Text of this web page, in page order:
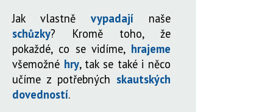
Jak vlastně vypadají
naše
schůzky? Kromě toho, že
pokaždé, co se vidíme, hrajeme
všemožné hry, tak se také i něco
učíme z potřebných skautských
dovedností.